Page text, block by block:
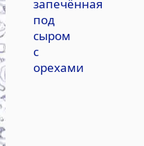
запечённая
под
сыром
с
орехами